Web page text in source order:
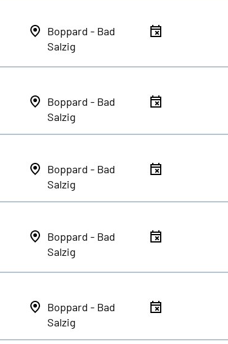
Boppard - Bad
Salzig
Boppard - Bad
Salzig
Boppard - Bad
Salzig
Boppard - Bad
Salzig
Boppard - Bad
Salzig